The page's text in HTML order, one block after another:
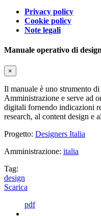
Privacy policy
Cookie policy
Note legali
Manuale operativo di design
×
Il manuale è uno strumento
Amministrazione e serve ad
digitali fornendo indicazioni
research, al content design e
Progetto: Designers Italia
Amministrazione: italia
Tag:
design
Scarica
pdf